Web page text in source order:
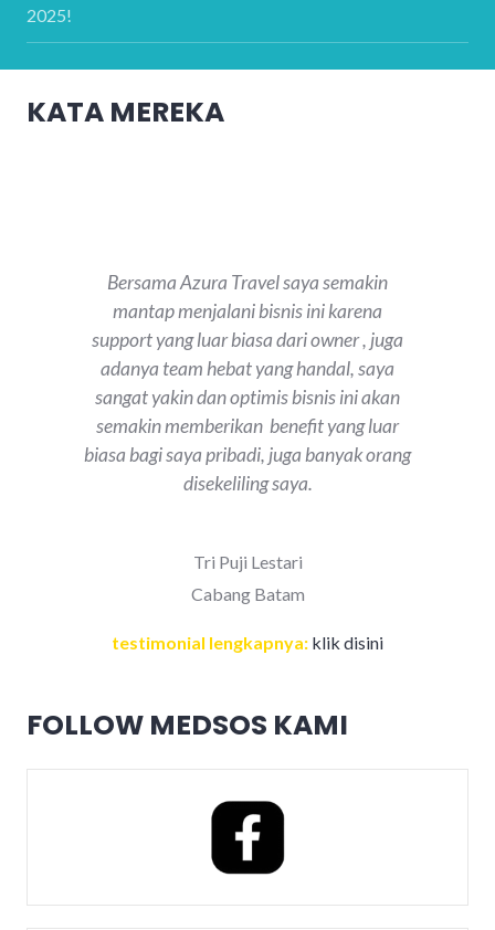
2025!
KATA MEREKA
Bersama Azura Travel saya semakin
mantap menjalani bisnis ini karena
support yang luar biasa dari owner , juga
adanya team hebat yang handal, saya
sangat yakin dan optimis bisnis ini akan
semakin memberikan benefit yang luar
biasa bagi saya pribadi, juga banyak orang
disekeliling saya.
Tri Puji Lestari
Cabang Batam
testimonial lengkapnya: klik disini
FOLLOW MEDSOS KAMI